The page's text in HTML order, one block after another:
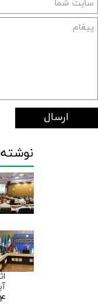
ارسال
۲۴